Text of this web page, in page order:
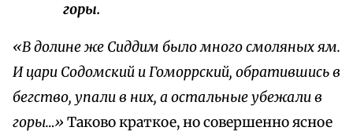
горы.
«В долине же Сиддим было много смоляных ям.
И цари Содомский и Гоморрский, обратившись в
бегство, упали в них, а остальные убежали в
горы…» Таково краткое, но совершенно ясное